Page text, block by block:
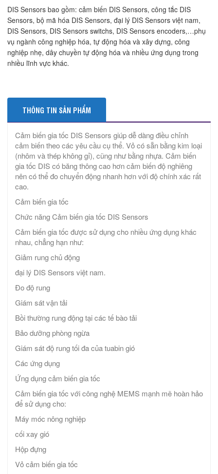
DIS Sensors bao gồm: cảm biến DIS Sensors, công tắc DIS
Sensors, bộ mã hóa DIS Sensors, đại lý DIS Sensors việt nam,
DIS Sensors, DIS Sensors switchs, DIS Sensors encoders,…phụ
vụ ngành công nghiệp hóa, tự động hóa và xây dựng, công
nghiệp nhẹ, dây chuyền tự động hóa và nhiều ứng dụng trong
nhiều lĩnh vực khác.
THÔNG TIN SẢN PHẨM
Cảm biến gia tốc DIS Sensors giúp dễ dàng điều chỉnh
cảm biến theo các yêu cầu cụ thể. Vỏ có sẵn bằng kim loại
(nhôm và thép không gỉ), cũng như bằng nhựa. Cảm biến
gia tốc DIS có băng thông cao hơn cảm biến độ nghiêng
nên có thể đo chuyển động nhanh hơn với độ chính xác rất
cao.
Cảm biến gia tốc
Chức năng Cảm biến gia tốc DIS Sensors
Cảm biến gia tốc được sử dụng cho nhiều ứng dụng khác
nhau, chẳng hạn như:
Giảm rung chủ động
đại lý DIS Sensors việt nam.
Đo độ rung
Giám sát vận tải
Bồi thường rung động tại các tế bào tải
Bảo dưỡng phòng ngừa
Giám sát độ rung tối đa của tuabin gió
Các ứng dụng
Ứng dụng cảm biến gia tốc
Cảm biến gia tốc với công nghệ MEMS mạnh mẽ hoàn hảo
để sử dụng cho:
Máy móc nông nghiệp
cối xay gió
Hộp đựng
Vỏ cảm biến gia tốc